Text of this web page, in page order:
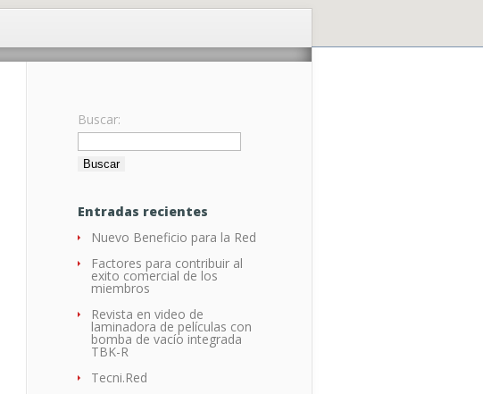
Buscar:
Entradas recientes
Nuevo Beneficio para la Red
Factores para contribuir al
exito comercial de los
miembros
Revista en video de
laminadora de películas con
bomba de vacío integrada
TBK-R
Tecni.Red